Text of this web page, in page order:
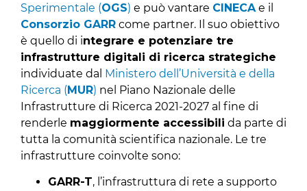
Sperimentale (OGS) e può vantare CINECAe il
Consorzio GARR come partner. Il suo obiettivo
è quello di integrare e potenziare tre
infrastrutture digitali di ricerca strategiche
individuate dal Ministero dell’Università e della
Ricerca (MUR) nel Piano Nazionale delle
Infrastrutture di Ricerca 2021-2027 al fine di
renderle maggiormente accessibili da parte di
tutta la comunità scientifica nazionale. Le tre
infrastrutture coinvolte sono:
GARR-T, l’infrastruttura di rete a supporto